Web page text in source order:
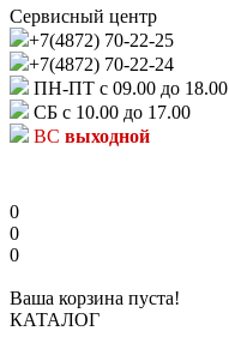
Сервисный центр
+7(4872) 70-22-25
+7(4872) 70-22-24
ПН-ПТ с 09.00 до 18.00
СБ с 10.00 до 17.00
ВС выходной
0
0
0
Ваша корзина пуста!
КАТАЛОГ